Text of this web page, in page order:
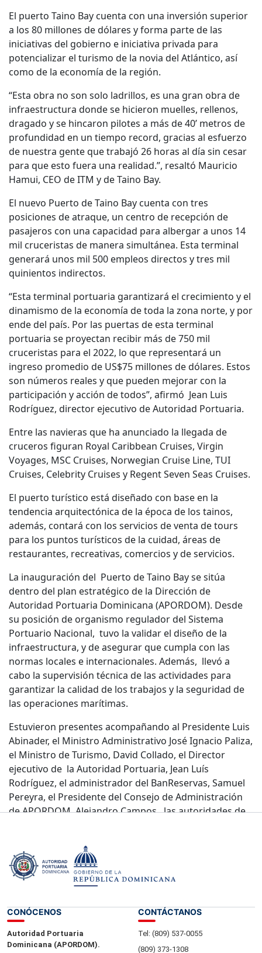
El puerto Taino Bay cuenta con una inversión superior
a los 80 millones de dólares y forma parte de las
iniciativas del gobierno e iniciativa privada para
potencializar el turismo de la novia del Atlántico, así
como de la economía de la región.
“Esta obra no son solo ladrillos, es una gran obra de
infraestructura donde se hicieron muelles, rellenos,
dragado y se hincaron pilotes a más de 40’ metros de
profundidad en un tiempo record, gracias al esfuerzo
de nuestra gente que trabajó 26 horas al día sin cesar
para que esto fuera una realidad.”, resaltó Mauricio
Hamui, CEO de ITM y de Taino Bay.
El nuevo Puerto de Taino Bay cuenta con tres
posiciones de atraque, un centro de recepción de
pasajeros con una capacidad para albergar a unos 14
mil cruceristas de manera simultánea. Esta terminal
generará unos mil 500 empleos directos y tres mil
quinientos indirectos.
“Esta terminal portuaria garantizará el crecimiento y el
dinamismo de la economía de toda la zona norte, y por
ende del país. Por las puertas de esta terminal
portuaria se proyectan recibir más de 750 mil
cruceristas para el 2022, lo que representará un
ingreso promedio de US$75 millones de dólares. Estos
son números reales y que pueden mejorar con la
participación y acción de todos”, afirmó Jean Luis
Rodríguez, director ejecutivo de Autoridad Portuaria.
Entre las navieras que ha anunciado la llegada de
cruceros figuran Royal Caribbean Cruises, Virgin
Voyages, MSC Cruises, Norwegian Cruise Line, TUI
Cruises, Celebrity Cruises y Regent Seven Seas Cruises.
El puerto turístico está diseñado con base en la
tendencia arquitectónica de la época de los tainos,
además, contará con los servicios de venta de tours
para los puntos turísticos de la cuidad, áreas de
restaurantes, recreativas, comercios y de servicios.
La inauguración del Puerto de Taino Bay se sitúa
dentro del plan estratégico de la Dirección de
Autoridad Portuaria Dominicana (APORDOM). Desde
su posición de organismo regulador del Sistema
Portuario Nacional, tuvo la validar el diseño de la
infraestructura, y de asegurar que cumpla con las
normas locales e internacionales. Además, llevó a
cabo la supervisión técnica de las actividades para
garantizar la calidad de los trabajos y la seguridad de
las operaciones marítimas.
Estuvieron presentes acompañando al Presidente Luis
Abinader, el Ministro Administrativo José Ignacio Paliza,
el Ministro de Turismo, David Collado, el Director
ejecutivo de la Autoridad Portuaria, Jean Luís
Rodríguez, el administrador del BanReservas, Samuel
Pereyra, el Presidente del Consejo de Administración
de APORDOM, Alejandro Campos, las autoridades de
CONÓCENOS
Autoridad Portuaria
Dominicana (APORDOM).
CONTÁCTANOS
Tel: (809) 537-0055
(809) 373-1308